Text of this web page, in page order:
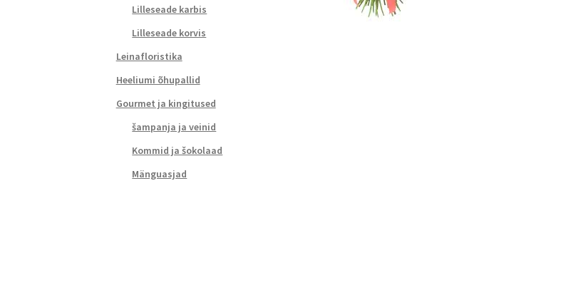
Lilleseade karbis
Lilleseade korvis
Leinafloristika
Heeliumi õhupallid
Gourmet ja kingitused
šampanja ja veinid
Kommid ja šokolaad
Mänguasjad